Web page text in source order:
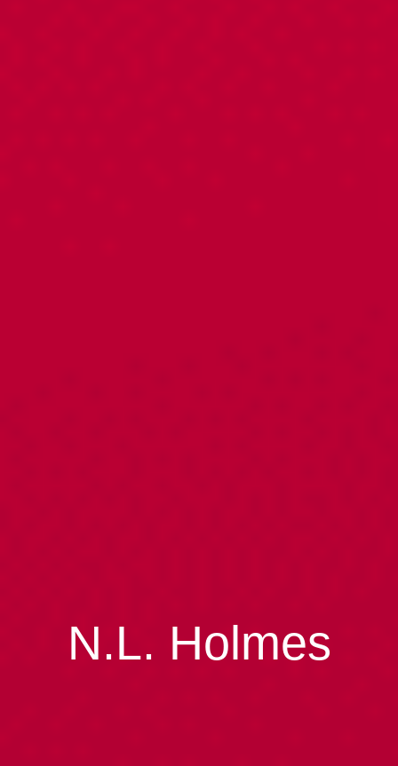
N.L. Holmes